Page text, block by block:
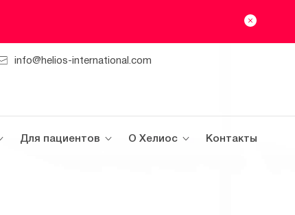
info@helios-international.com
Для пациентов О Хелиос Контакты